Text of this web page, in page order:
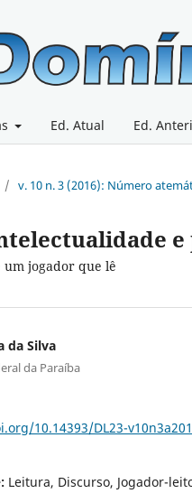
Ed. Atual Ed.
/ v. 10 n. 3 (2016): Número
e
um jogador que lê
da Silva
da Paraíba
10.14393/DL23-
Leitura, Discurso, Jogador-